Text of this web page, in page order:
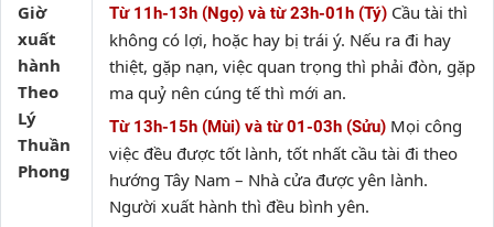
Giờ
xuất
hành
Theo
Lý
Thuần
Phong
Từ 11h-13h (Ngọ) và từ 23h-01h (Tý) Cầu tài thì
không có lợi, hoặc hay bị trái ý. Nếu ra đi hay
thiệt, gặp nạn, việc quan trọng thì phải đòn, gặp
ma quỷ nên cúng tế thì mới an.
Từ 13h-15h (Mùi) và từ 01-03h (Sửu) Mọi công
việc đều được tốt lành, tốt nhất cầu tài đi theo
hướng Tây Nam – Nhà cửa được yên lành.
Người xuất hành thì đều bình yên.